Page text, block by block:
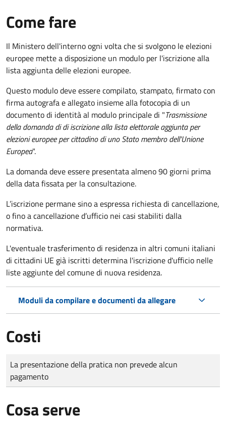
Come fare
Il Ministero dell'interno ogni volta che si svolgono le elezioni
europee mette a disposizione un modulo per l'iscrizione alla
lista aggiunta delle elezioni europee.
Questo modulo deve essere compilato, stampato, firmato con
firma autografa e allegato insieme alla fotocopia di un
documento di identità al modulo principale di "Trasmissione
della domanda di di iscrizione alla lista elettorale aggiunta per
elezioni europee per cittadino di uno Stato membro dell'Unione
Europea".
La domanda deve essere presentata almeno 90 giorni prima
della data fissata per la consultazione.
L’iscrizione permane sino a espressa richiesta di cancellazione,
o fino a cancellazione d’ufficio nei casi stabiliti dalla
normativa.
L'eventuale trasferimento di residenza in altri comuni italiani
di cittadini UE già iscritti determina l'iscrizione d'ufficio nelle
liste aggiunte del comune di nuova residenza.
Moduli da compilare e documenti da allegare
Costi
Tipo di pagamento
Importo
La presentazione della pratica non prevede alcun
pagamento
Cosa serve